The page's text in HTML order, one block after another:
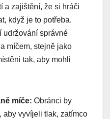
a zajištění, že si hráči
když je to potřeba.
udržování správné
míčem, stejně jako
tak, aby mohli
míče: Obránci by
aby vyvíjeli tlak, zatímco